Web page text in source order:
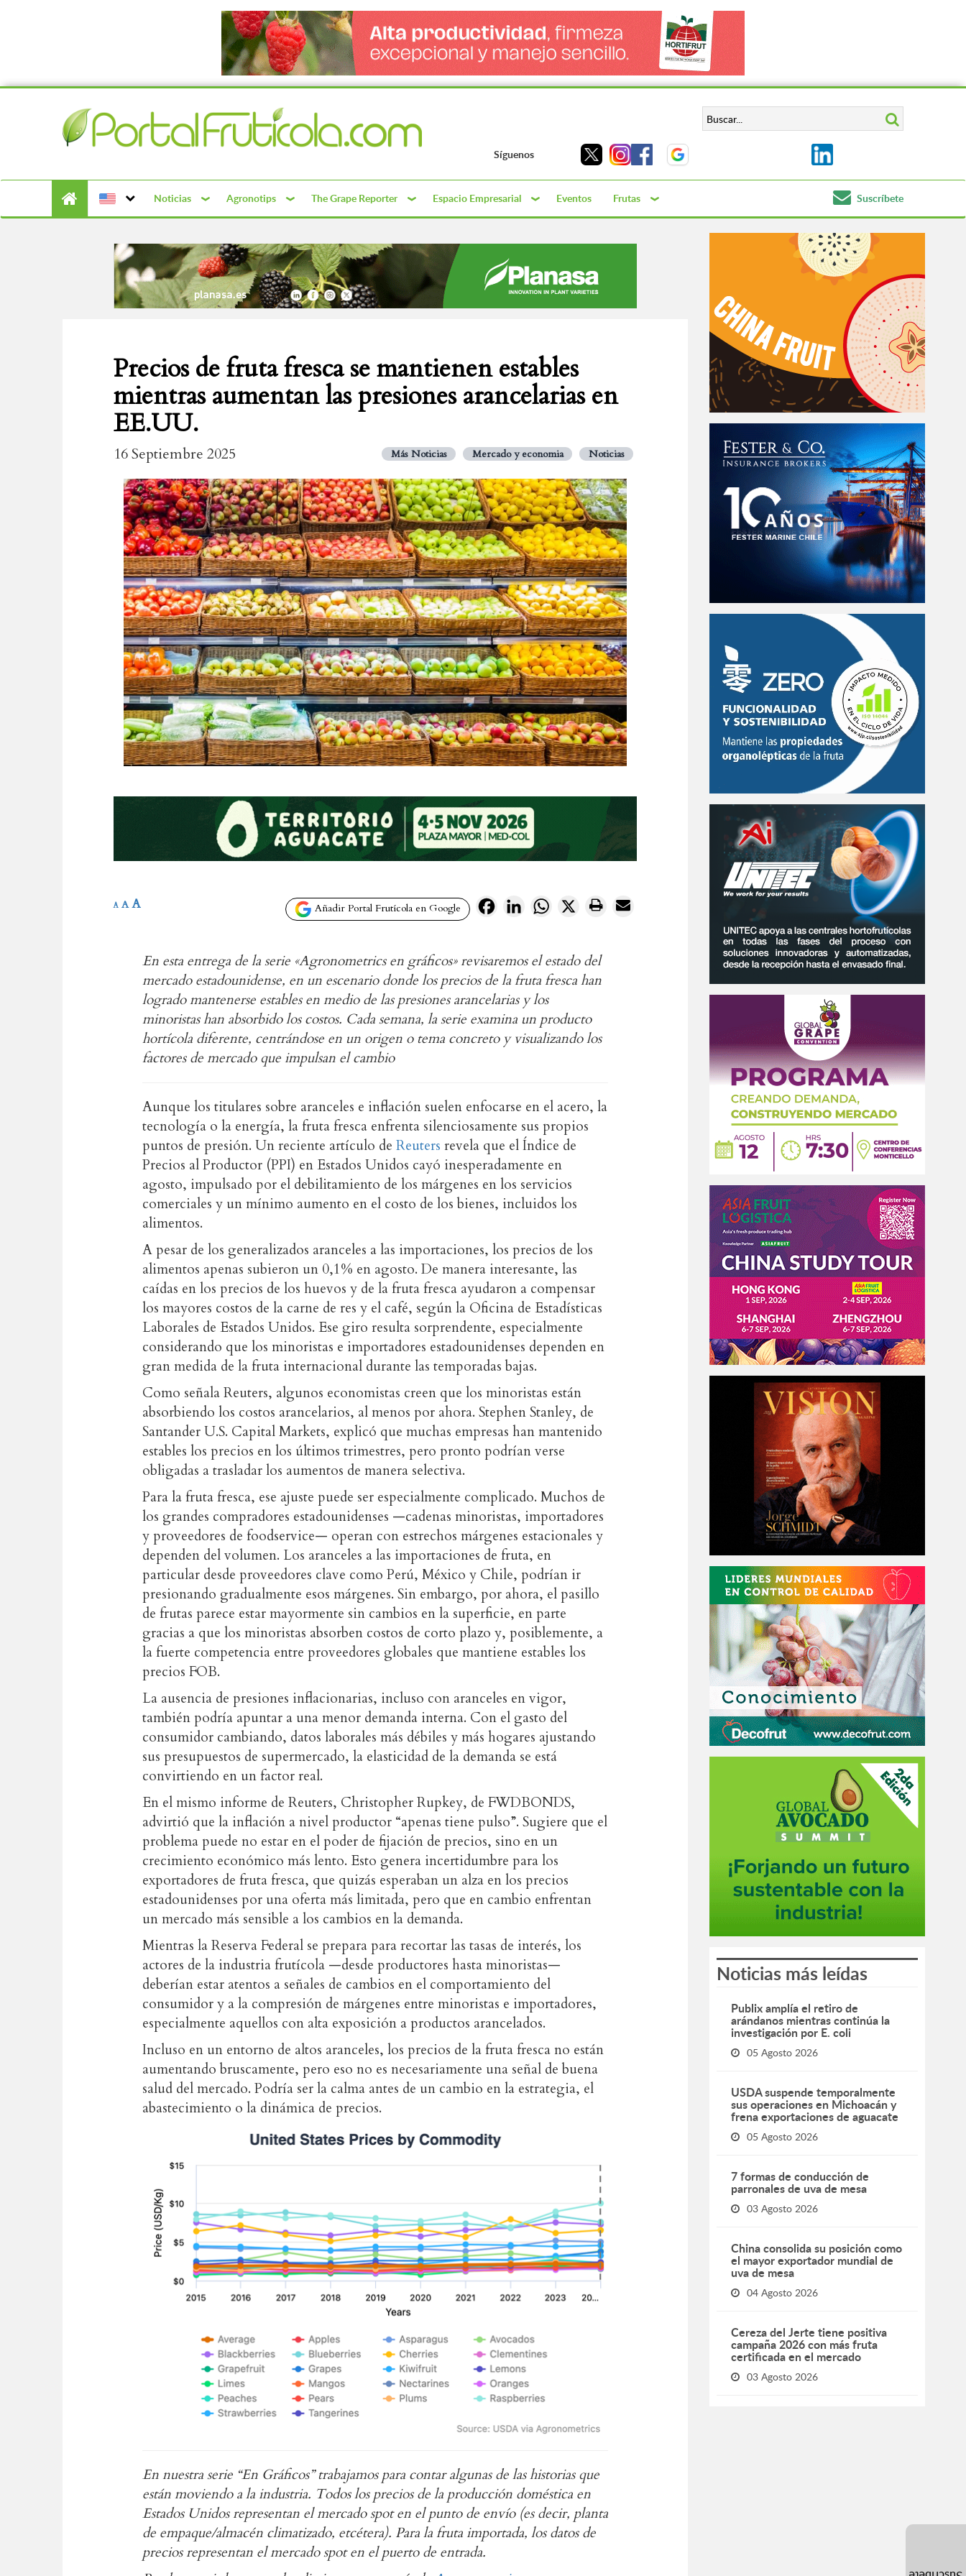
Síguenos
Noticias Agronotips The Grape Reporter Espacio Empresarial Eventos Frutas Suscríbete
Precios de fruta fresca se mantienen estables
mientras aumentan las presiones arancelarias en
EE.UU.
16 Septiembre 2025 Más Noticias Mercado y economia Noticias
Añadir Portal Frutícola en Google FacebookLinkedInWhatsApp
X
A A A
En esta entrega de la serie «Agronometrics en gráficos» revisaremos el estado del
mercado estadounidense, en un escenario donde los precios de la fruta fresca han
logrado mantenerse estables en medio de las presiones arancelarias y los
minoristas han absorbido los costos. Cada semana, la serie examina un producto
hortícola diferente, centrándose en un origen o tema concreto y visualizando los
factores de mercado que impulsan el cambio
Aunque los titulares sobre aranceles e inflación suelen enfocarse en el acero, la
tecnología o la energía, la fruta fresca enfrenta silenciosamente sus propios
puntos de presión. Un reciente artículo de Reuters revela que el Índice de
Precios al Productor (PPI) en Estados Unidos cayó inesperadamente en
agosto, impulsado por el debilitamiento de los márgenes en los servicios
comerciales y un mínimo aumento en el costo de los bienes, incluidos los
alimentos.
A pesar de los generalizados aranceles a las importaciones, los precios de los
alimentos apenas subieron un 0,1% en agosto. De manera interesante, las
caídas en los precios de los huevos y de la fruta fresca ayudaron a compensar
los mayores costos de la carne de res y el café, según la Oficina de Estadísticas
Laborales de Estados Unidos. Ese giro resulta sorprendente, especialmente
considerando que los minoristas e importadores estadounidenses dependen en
gran medida de la fruta internacional durante las temporadas bajas.
Como señala Reuters, algunos economistas creen que los minoristas están
absorbiendo los costos arancelarios, al menos por ahora. Stephen Stanley, de
Santander U.S. Capital Markets, explicó que muchas empresas han mantenido
estables los precios en los últimos trimestres, pero pronto podrían verse
obligadas a trasladar los aumentos de manera selectiva.
Para la fruta fresca, ese ajuste puede ser especialmente complicado. Muchos de
los grandes compradores estadounidenses —cadenas minoristas, importadores
y proveedores de foodservice— operan con estrechos márgenes estacionales y
dependen del volumen. Los aranceles a las importaciones de fruta, en
particular desde proveedores clave como Perú, México y Chile, podrían ir
presionando gradualmente esos márgenes. Sin embargo, por ahora, el pasillo
de frutas parece estar mayormente sin cambios en la superficie, en parte
gracias a que los minoristas absorben costos de corto plazo y, posiblemente, a
la fuerte competencia entre proveedores globales que mantiene estables los
precios FOB.
La ausencia de presiones inflacionarias, incluso con aranceles en vigor,
también podría apuntar a una menor demanda interna. Con el gasto del
consumidor cambiando, datos laborales más débiles y más hogares ajustando
sus presupuestos de supermercado, la elasticidad de la demanda se está
convirtiendo en un factor real.
En el mismo informe de Reuters, Christopher Rupkey, de FWDBONDS,
advirtió que la inflación a nivel productor “apenas tiene pulso”. Sugiere que el
problema puede no estar en el poder de fijación de precios, sino en un
crecimiento económico más lento. Esto genera incertidumbre para los
exportadores de fruta fresca, que quizás esperaban un alza en los precios
estadounidenses por una oferta más limitada, pero que en cambio enfrentan
un mercado más sensible a los cambios en la demanda.
Mientras la Reserva Federal se prepara para recortar las tasas de interés, los
actores de la industria frutícola —desde productores hasta minoristas—
deberían estar atentos a señales de cambios en el comportamiento del
consumidor y a la compresión de márgenes entre minoristas e importadores,
especialmente aquellos con alta exposición a productos arancelados.
Incluso en un entorno de altos aranceles, los precios de la fruta fresca no están
aumentando bruscamente, pero eso no es necesariamente una señal de buena
salud del mercado. Podría ser la calma antes de un cambio en la estrategia, el
abastecimiento o la dinámica de precios.
En nuestra serie “En Gráficos” trabajamos para contar algunas de las historias que
están moviendo a la industria. Todos los precios de la producción doméstica en
Estados Unidos representan el mercado spot en el punto de envío (es decir, planta
de empaque/almacén climatizado, etcétera). Para la fruta importada, los datos de
precios representan el mercado spot en el puerto de entrada.
Noticias más leídas
Publix amplía el retiro de
arándanos mientras continúa la
investigación por E. coli
05 Agosto 2026
USDA suspende temporalmente
sus operaciones en Michoacán y
frena exportaciones de aguacate
05 Agosto 2026
7 formas de conducción de
parronales de uva de mesa
03 Agosto 2026
China consolida su posición como
el mayor exportador mundial de
uva de mesa
04 Agosto 2026
Cereza del Jerte tiene positiva
campaña 2026 con más fruta
certificada en el mercado
03 Agosto 2026